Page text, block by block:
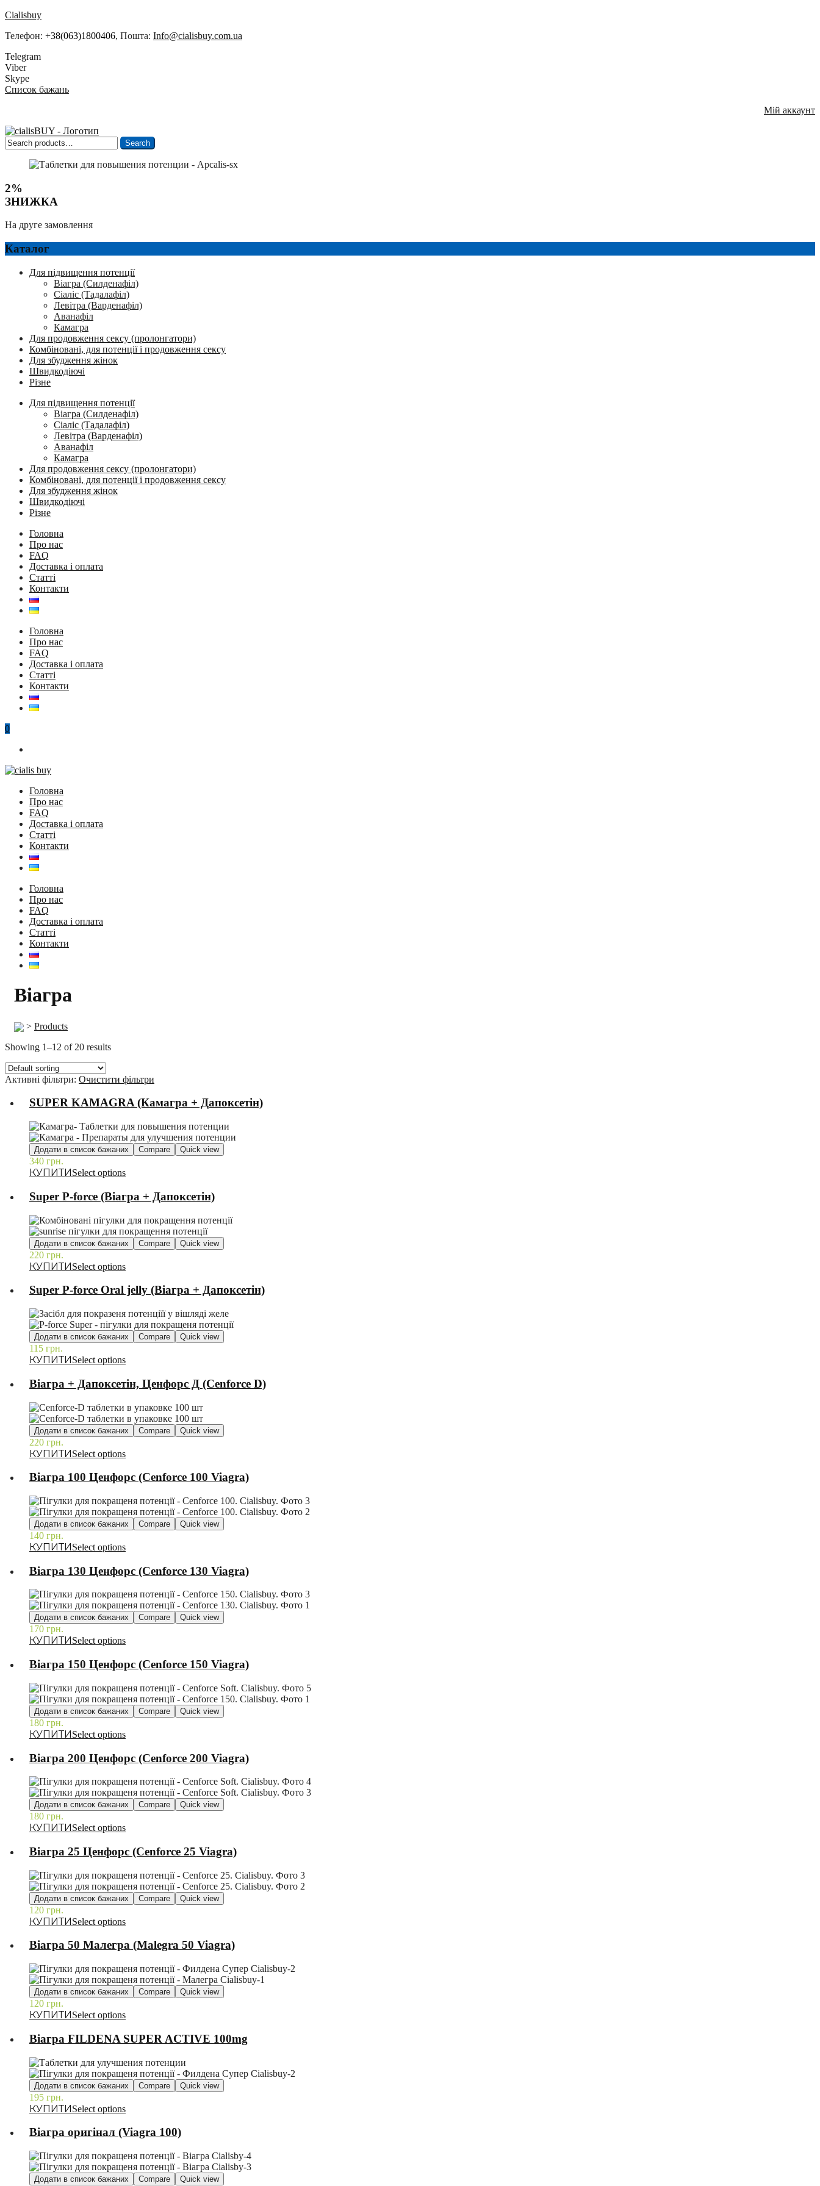
Cialisbuy
Телефон: +38(063)1800406, Пошта: Info@cialisbuy.com.ua
Telegram
Viber
Skype
Список бажань
Мій аккаунт
Search
for:
Search
2%
ЗНИЖКА
На друге замовлення
Каталог
Для підвищення потенції
Віагра (Силденафіл)
Сіаліс (Тадалафіл)
Левітра (Варденафіл)
Аванафіл
Камагра
Для продовження сексу (пролонгатори)
Комбіновані, для потенції і продовження сексу
Для збудження жінок
Швидкодіючі
Різне
Для підвищення потенції
Віагра (Силденафіл)
Сіаліс (Тадалафіл)
Левітра (Варденафіл)
Аванафіл
Камагра
Для продовження сексу (пролонгатори)
Комбіновані, для потенції і продовження сексу
Для збудження жінок
Швидкодіючі
Різне
Головна
Про нас
FAQ
Доставка і оплата
Статті
Контакти
Головна
Про нас
FAQ
Доставка і оплата
Статті
Контакти
0
Головна
Про нас
FAQ
Доставка і оплата
Статті
Контакти
Головна
Про нас
FAQ
Доставка і оплата
Статті
Контакти
Віагра
> Products
Showing 1–12 of 20 results
Активні фільтри: Очистити фільтри
SUPER KAMAGRA (Камагра + Дапоксетін)
Додати в список бажаних Compare Quick view
340 грн.
Select options
Super P-force (Віагра + Дапоксетін)
Додати в список бажаних Compare Quick view
220 грн.
Select options
Super P-force Oral jelly (Віагра + Дапоксетін)
Додати в список бажаних Compare Quick view
115 грн.
Select options
Віагра + Дапоксетін, Ценфорс Д (Cenforce D)
Додати в список бажаних Compare Quick view
220 грн.
Select options
Віагра 100 Ценфорс (Cenforce 100 Viagra)
Додати в список бажаних Compare Quick view
140 грн.
Select options
Віагра 130 Ценфорс (Cenforce 130 Viagra)
Додати в список бажаних Compare Quick view
170 грн.
Select options
Віагра 150 Ценфорс (Cenforce 150 Viagra)
Додати в список бажаних Compare Quick view
180 грн.
Select options
Віагра 200 Ценфорс (Cenforce 200 Viagra)
Додати в список бажаних Compare Quick view
180 грн.
Select options
Віагра 25 Ценфорс (Cenforce 25 Viagra)
Додати в список бажаних Compare Quick view
120 грн.
Select options
Віагра 50 Малегра (Malegra 50 Viagra)
Додати в список бажаних Compare Quick view
120 грн.
Select options
Віагра FILDENA SUPER ACTIVE 100mg
Додати в список бажаних Compare Quick view
195 грн.
Select options
Віагра оригінал (Viagra 100)
Додати в список бажаних Compare Quick view